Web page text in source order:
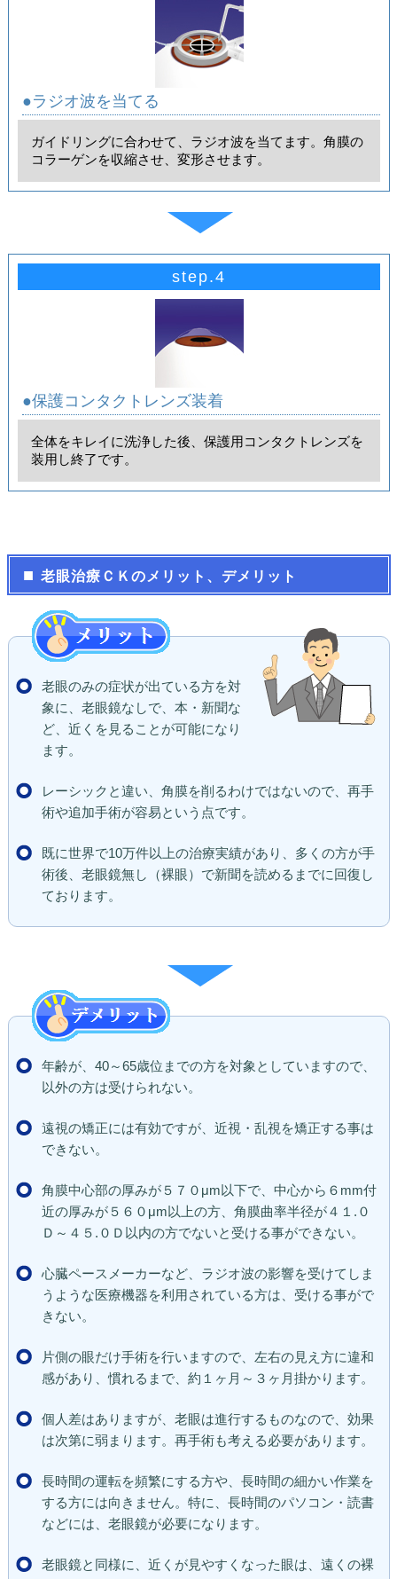
●ラジオ波を当てる
ガイドリングに合わせて、ラジオ波を当てます。角膜の
コラーゲンを収縮させ、変形させます。
step.4
●保護コンタクトレンズ装着
全体をキレイに洗浄した後、保護用コンタクトレンズを
装用し終了です。
老眼治療ＣＫのメリット、デメリット
老眼のみの症状が出ている方を対
象に、老眼鏡なしで、本・新聞な
ど、近くを見ることが可能になり
ます。
レーシックと違い、角膜を削るわけではないので、再手
術や追加手術が容易という点です。
既に世界で10万件以上の治療実績があり、多くの方が手
術後、老眼鏡無し（裸眼）で新聞を読めるまでに回復し
ております。
年齢が、40～65歳位までの方を対象としていますので、
以外の方は受けられない。
遠視の矯正には有効ですが、近視・乱視を矯正する事は
できない。
角膜中心部の厚みが５７０μm以下で、中心から６mm付
近の厚みが５６０μm以上の方、角膜曲率半径が４１.０
Ｄ～４５.０Ｄ以内の方でないと受ける事ができない。
心臓ペースメーカーなど、ラジオ波の影響を受けてしま
うような医療機器を利用されている方は、受ける事がで
きない。
片側の眼だけ手術を行いますので、左右の見え方に違和
感があり、慣れるまで、約１ヶ月～３ヶ月掛かります。
個人差はありますが、老眼は進行するものなので、効果
は次第に弱まります。再手術も考える必要があります。
長時間の運転を頻繁にする方や、長時間の細かい作業を
する方には向きません。特に、長時間のパソコン・読書
などには、老眼鏡が必要になります。
老眼鏡と同様に、近くが見やすくなった眼は、遠くの裸